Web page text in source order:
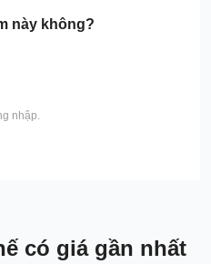
này không?
nhập.
có giá gần nhất